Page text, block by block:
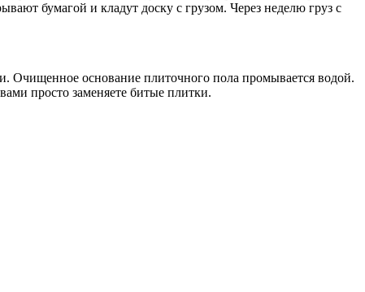
бумагой и кладут доску с грузом. Через неделю груз с
Очищенное основание плиточного пола промывается водой.
просто заменяете битые плитки.